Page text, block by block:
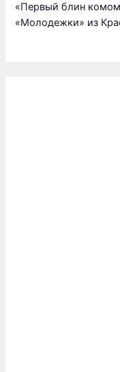
«Первый блин
«Молодежки» из